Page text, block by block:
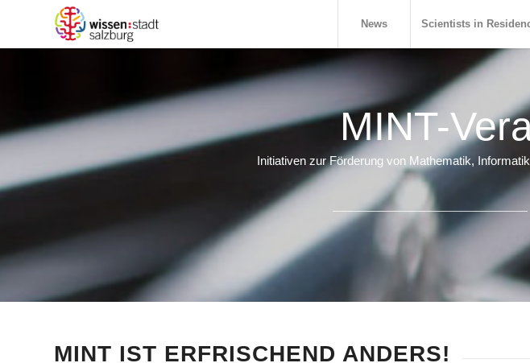
News Scientists in
MINT-
Initiativen zur Förderung von Mathematik,
MINT IST ERFRISCHEND ANDERS!